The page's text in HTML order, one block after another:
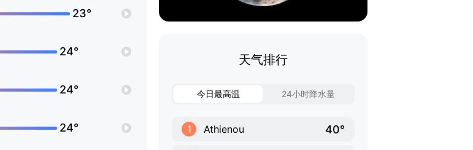
23°
24°
24°
24°
天气排行
今日最高温 24小时降水量
1 Athienou 40°